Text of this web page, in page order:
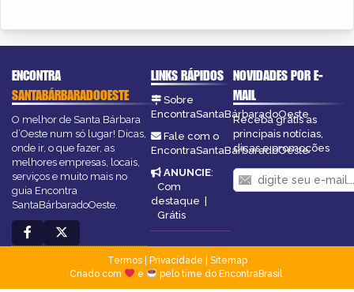
ENCONTRA
SANTABÁRBARADOOESTE
O melhor de Santa Bárbara
d’Oeste num só lugar! Dicas,
onde ir, o que fazer, as
melhores empresas, locais,
serviços e muito mais no
guia Encontra
SantaBárbaradoOeste.
LINKS RÁPIDOS
Sobre
EncontraSantaBárbaradoOeste
Fale com o
EncontraSantaBárbaradoOeste
ANUNCIE:
Com
destaque
Grátis
NOVIDADES POR E-
MAIL
Receba grátis as
principais notícias,
dicas e promoções
Termos| Privacidade
Sitemap
Criado com
e pelo time do EncontraBrasil